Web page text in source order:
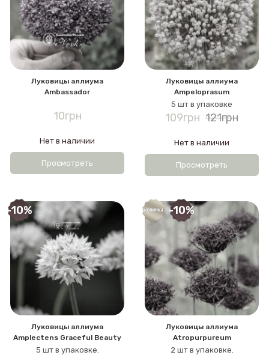
Луковицы аллиума
Ambassador
10грн
Нет в наличии
Просмотреть
Луковицы аллиума
Ampeloprasum
5 шт в упаковке
109грн 121грн
Нет в наличии
Просмотреть
-10%
Луковицы аллиума
Amplectens Graceful Beauty
5 шт в упаковке.
-10%
Луковицы аллиума
Atropurpureum
2 шт в упаковке.